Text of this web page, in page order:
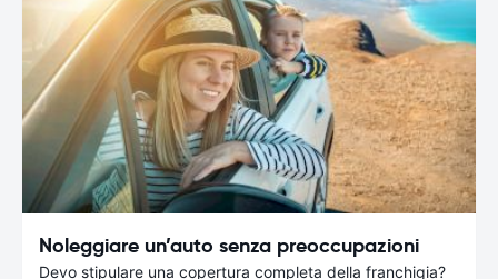
Noleggiare un’auto senza preoccupazioni
Devo stipulare una copertura completa della franchigia?